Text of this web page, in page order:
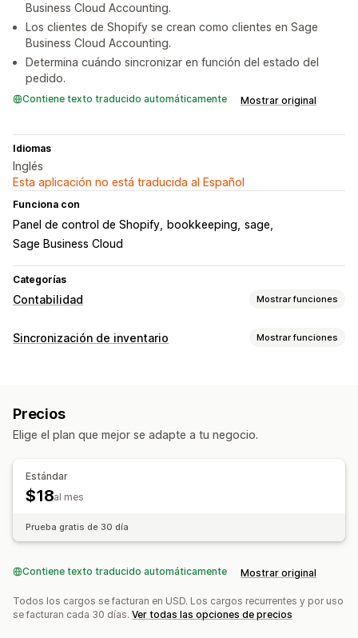
Business Cloud Accounting.
Los clientes de Shopify se crean como clientes en Sage
Business Cloud Accounting.
Determina cuándo sincronizar en función del estado del
pedido.
Contiene texto traducido automáticamente Mostrar original
Idiomas
Inglés
Esta aplicación no está traducida al Español
Funciona con
Panel de control de Shopify bookkeeping sage
Sage Business Cloud
Categorías
Contabilidad Mostrar funciones
Informes financieros
Facturación
Sincronización de datos automatizada
Sincronización de inventario Mostrar funciones
Precios
Elige el plan que mejor se adapte a tu negocio.
Estándar
$18al mes
Prueba gratis de 30 día
Contiene texto traducido automáticamente Mostrar original
Todos los cargos se facturan en USD. Los cargos recurrentes y por uso
se facturan cada 30 días. Ver todas las opciones de precios